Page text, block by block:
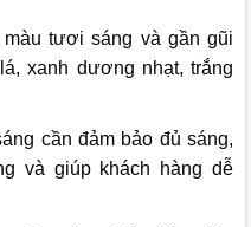
tươi sáng và gần gũi
xanh dương nhạt, trắng
cần đảm bảo đủ sáng,
và giúp khách hàng dễ